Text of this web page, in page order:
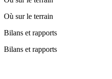
Où sur le terrain
Bilans et rapports
Bilans et rapports